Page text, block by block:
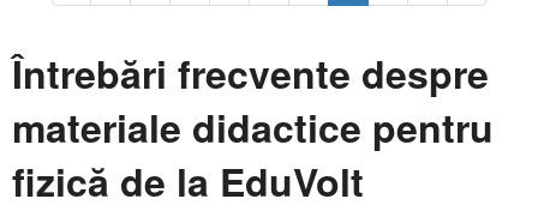
Întrebări frecvente despre
materiale didactice pentru
fizică de la EduVolt